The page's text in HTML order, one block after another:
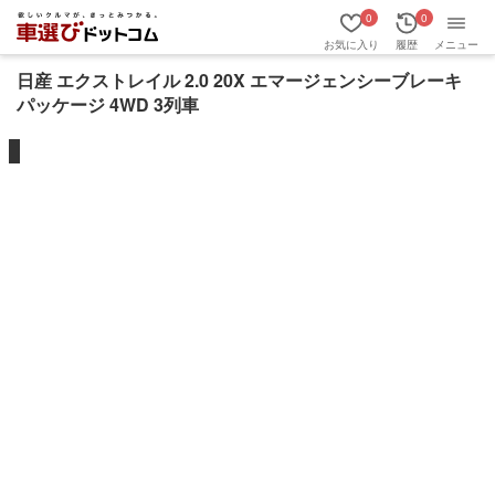
お気に入り
0
履歴
0
メニュー
日産 エクストレイル 2.0 20X エマージェンシーブレーキ
パッケージ 4WD 3列車